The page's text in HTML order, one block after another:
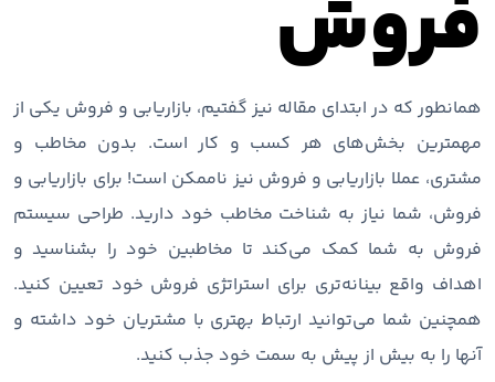
فروش
همانطور که در ابتدای مقاله نیز گفتیم، بازاریابی و فروش یکی از
مهمترین بخش‌های هر کسب و کار است. بدون مخاطب و
مشتری، عملا بازاریابی و فروش نیز ناممکن است! برای بازاریابی و
فروش، شما نیاز به شناخت مخاطب خود دارید. طراحی سیستم
فروش به شما کمک می‌کند تا مخاطبین خود را بشناسید و
اهداف واقع بینانه‌تری برای استراتژی فروش خود تعیین کنید.
همچنین شما می‌توانید ارتباط بهتری با مشتریان خود داشته و
آنها را به بیش از پیش به سمت خود جذب کنید.